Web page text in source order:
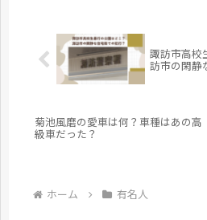
諏訪市高校
訪市の閑静
菊池風磨の愛車は何？車種はあの高
級車だった？
ホーム 有名人